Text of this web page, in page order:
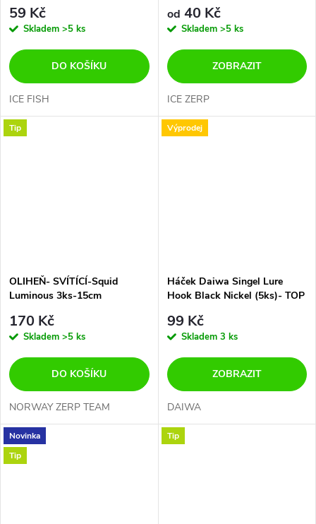
59 Kč
Skladem >5 ks
DO KOŠÍKU
ICE FISH
GRAMŮ
od 40 Kč
Skladem >5 ks
ZOBRAZIT
ICE ZERP
Tip
OLIHEŇ- SVÍTÍCÍ-Squid
Luminous 3ks-15cm
170 Kč
Skladem >5 ks
DO KOŠÍKU
NORWAY ZERP TEAM
Výprodej
Háček Daiwa Singel Lure
Hook Black Nickel (5ks)- TOP
99 Kč
Skladem 3 ks
ZOBRAZIT
DAIWA
Novinka
Tip
Tip